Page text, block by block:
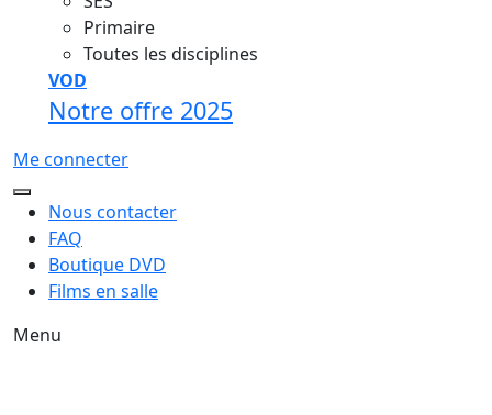
Primaire
Toutes les disciplines
VOD
Notre offre 2025
Me connecter
Nous contacter
FAQ
Boutique DVD
Films en salle
Menu